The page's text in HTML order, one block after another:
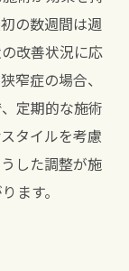
の数週間は週
改善状況に応
窄症の場合、
定期的な施術
タイルを考慮
した調整が施
ます。